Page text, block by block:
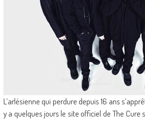
L’arlésienne qui perdure depuis 16 ans
y a quelques jours le site officiel de The Cure